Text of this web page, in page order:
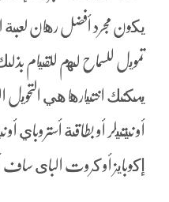
يكون مجرد أفضل رهان لعبة
تمويل للسماح لهم للقيام
يمكنك اختيارها هي التحويل
أو نيتيلر أو بطاقة أستروباي
إكوبايز أو كروت الباى ساف